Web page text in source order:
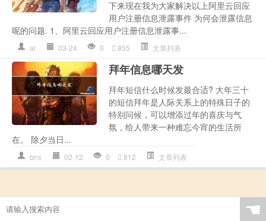
下来现在我为大家解决以上阿里云回应
用户注册信息泄露事件 为何会泄露信息
呢的问题. 1、阿里云回应用户注册信息泄露事...
al 03-24 0 855 文章列表
拜年信息哪天发
拜年短信什么时候发最合适? 大年三十
的短信拜年是人际关系上的特殊日子的
特别问候，可以增添过年的喜庆与气
氛，给人带来一种难忘今宵的生活所
在。 除夕当日...
bnx 02-12 0 812 文章列表
☚